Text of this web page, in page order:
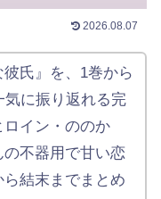
2026.08.07
氏』を、1巻から
に振り返れる完
イン・ののか
不器用で甘い恋
結末までまとめ